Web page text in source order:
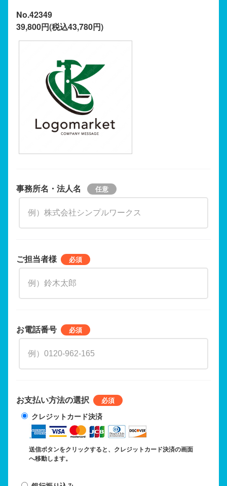
No.42349
39,800円(税込43,780円)
事務所名・法人名
ご担当者様
お電話番号
お支払い方法の選択
クレジットカード決済
送信ボタンをクリックすると、クレジットカード決済の画面
へ移動します。